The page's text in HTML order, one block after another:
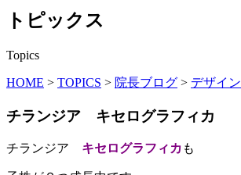
トピックス
Topics
HOME > TOPICS > 院長ブログ > デザイン
チランジア キセログラフィカ
チランジア キセログラフィカ も